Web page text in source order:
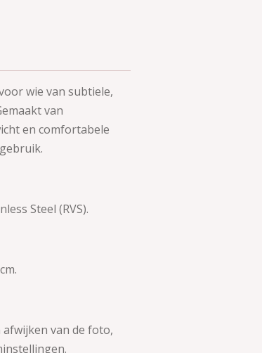
wie van subtiele,
van
en comfortabele
Steel (RVS).
van de foto,